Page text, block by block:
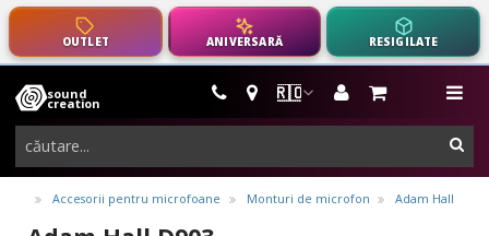
OUTLET ANIVERSARĂ RESIGILATE
🇷🇴
sound
creation
instrumente
muzicale,
echipamente
pro-Accesorii pentru microfoane Monturi de microfon Adam Hall